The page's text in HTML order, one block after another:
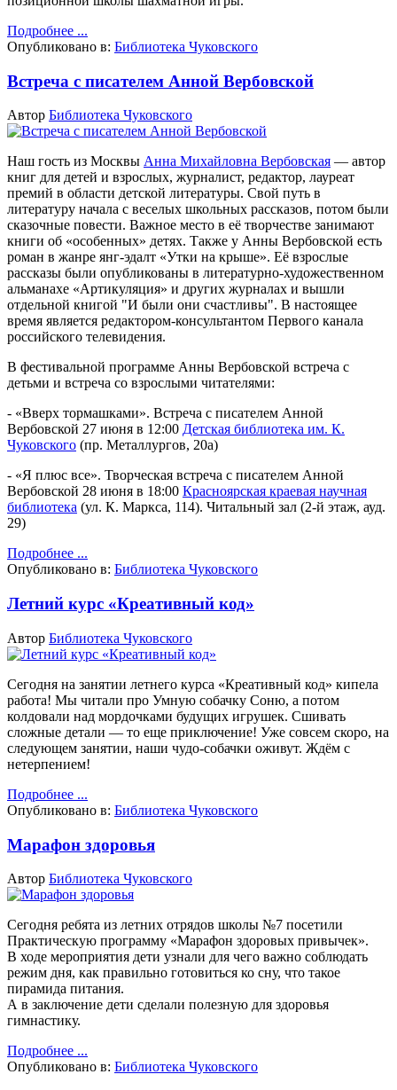
Подробнее ...
Опубликовано в: Библиотека Чуковского
Встреча с писателем Анной Вербовской
Автор Библиотека Чуковского
Наш гость из Москвы Анна Михайловна Вербовская — автор
книг для детей и взрослых, журналист, редактор, лауреат
премий в области детской литературы. Свой путь в
литературу начала с веселых школьных рассказов, потом были
сказочные повести. Важное место в её творчестве занимают
книги об «особенных» детях. Также у Анны Вербовской есть
роман в жанре янг-эдалт «Утки на крыше». Её взрослые
рассказы были опубликованы в литературно-художественном
альманахе «Артикуляция» и других журналах и вышли
отдельной книгой "И были они счастливы". В настоящее
время является редактором-консультантом Первого канала
российского телевидения.
В фестивальной программе Анны Вербовской встреча с
детьми и встреча со взрослыми читателями:
- «Вверх тормашками». Встреча с писателем Анной
Вербовской 27 июня в 12:00 Детская библиотека им. К.
Чуковского (пр. Металлургов, 20а)
- «Я плюс все». Творческая встреча с писателем Анной
Вербовской 28 июня в 18:00 Красноярская краевая научная
библиотека (ул. К. Маркса, 114). Читальный зал (2-й этаж, ауд.
29)
Подробнее ...
Опубликовано в: Библиотека Чуковского
Летний курс «Креативный код»
Автор Библиотека Чуковского
Сегодня на занятии летнего курса «Креативный код» кипела
работа! Мы читали про Умную собачку Соню, а потом
колдовали над мордочками будущих игрушек. Сшивать
сложные детали — то еще приключение! Уже совсем скоро, на
следующем занятии, наши чудо-собачки оживут. Ждём с
нетерпением!
Подробнее ...
Опубликовано в: Библиотека Чуковского
Марафон здоровья
Автор Библиотека Чуковского
Сегодня ребята из летних отрядов школы №7 посетили
Практическую программу «Марафон здоровых привычек».
В ходе мероприятия дети узнали для чего важно соблюдать
режим дня, как правильно готовиться ко сну, что такое
пирамида питания.
А в заключение дети сделали полезную для здоровья
гимнастику.
Подробнее ...
Опубликовано в: Библиотека Чуковского